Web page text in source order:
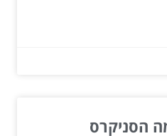
הסניקרס